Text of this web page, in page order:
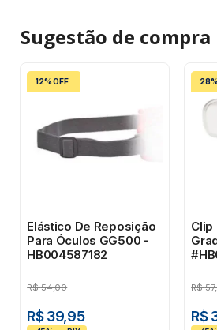
Sugestão de compra
12% OFF
Elástico De Reposição
Para Óculos GG500 -
HB004587182
R$ 54,00
R$ 39,95
Clip
R$
R$